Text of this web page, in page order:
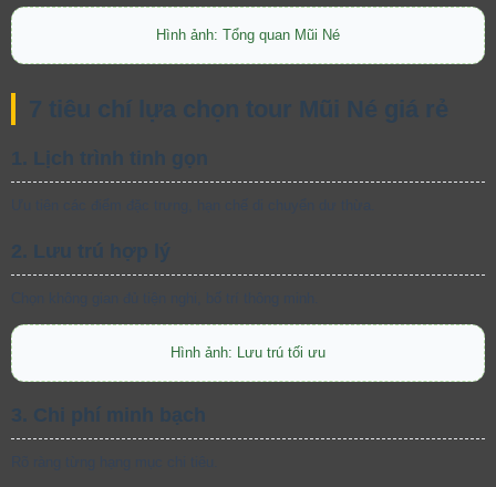
Hình ảnh: Tổng quan Mũi Né
7 tiêu chí lựa chọn tour Mũi Né giá rẻ
1. Lịch trình tinh gọn
2. Lưu trú hợp lý
Hình ảnh: Lưu trú tối ưu
3. Chi phí minh bạch